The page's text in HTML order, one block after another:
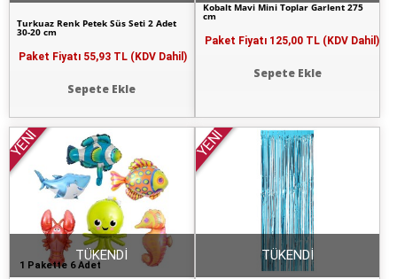
Turkuaz Renk Petek Süs Seti 2 Adet
30-20 cm
Paket Fiyatı 55,93 TL (KDV Dahil)
Sepete Ekle
Kobalt Mavi Mini Toplar Garlent 275
cm
Paket Fiyatı 125,00 TL (KDV Dahil)
Sepete Ekle
1 Pakette 6 Adet
YENİ
TÜKENDİ
YENİ
TÜKENDİ